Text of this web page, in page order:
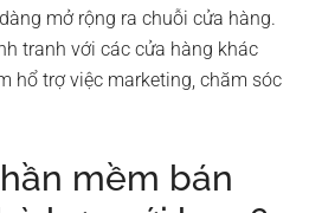
mở rộng ra chuỗi cửa hàng.
tranh với các cửa hàng khác
hổ trợ việc marketing, chăm sóc
mềm bán